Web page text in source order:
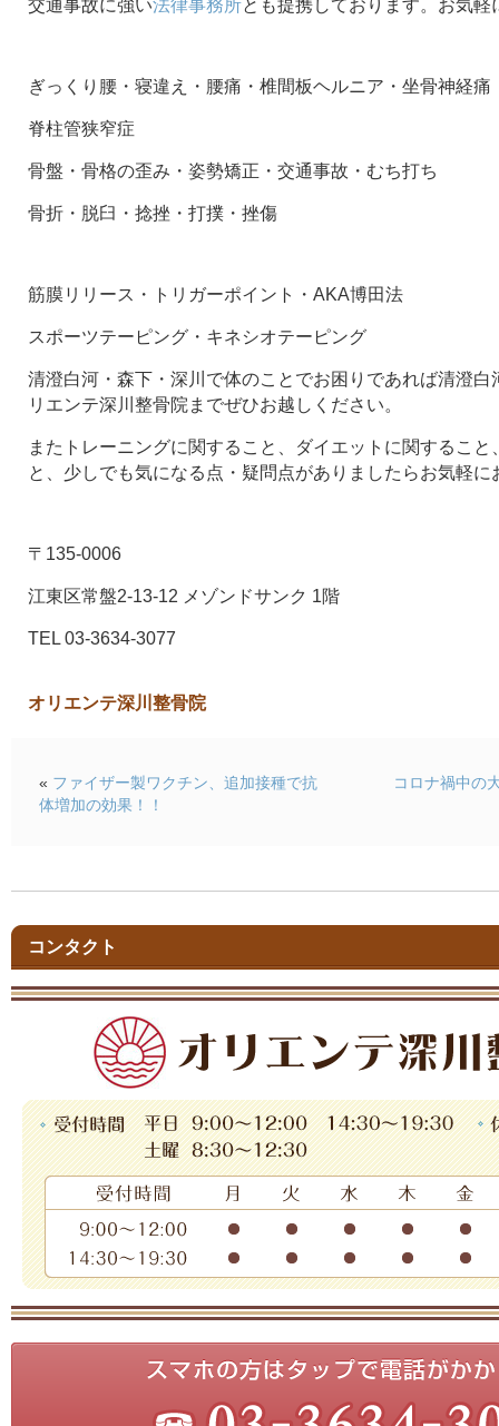
交通事故に強い法律事務所とも提携しております。お気軽
ぎっくり腰・寝違え・腰痛・椎間板ヘルニア・坐骨神経痛
脊柱管狭窄症
骨盤・骨格の歪み・姿勢矯正・交通事故・むち打ち
骨折・脱臼・捻挫・打撲・挫傷
筋膜リリース・トリガーポイント・AKA博田法
スポーツテーピング・キネシオテーピング
清澄白河・森下・深川で体のことでお困りであれば清澄
リエンテ深川整骨院までぜひお越しください。
またトレーニングに関すること、ダイエットに関するこ
と、少しでも気になる点・疑問点がありましたらお気軽に
〒135-0006
江東区常盤2-13-12 メゾンドサンク 1階
TEL 03-3634-3077
オリエンテ深川整骨院
コロナ禍中の
« ファイザー製ワクチン、追加接種で抗
体増加の効果！！
コンタクト